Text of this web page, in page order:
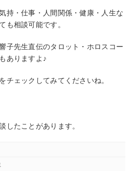
持・仕事・人間関係・健康・人生な
も相談可能です。
子先生直伝のタロット・ホロスコー
ありますよ♪
チェックしてみてくださいね。
したことがあります。